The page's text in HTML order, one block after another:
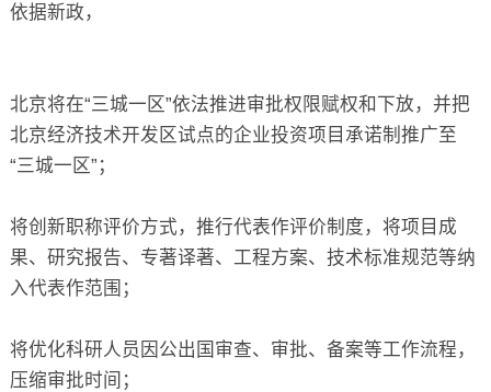
依据新政，
北京将在“三城一区”依法推进审批权限赋权和下放，并把
北京经济技术开发区试点的企业投资项目承诺制推广至
“三城一区”；
将创新职称评价方式，推行代表作评价制度，将项目成
果、研究报告、专著译著、工程方案、技术标准规范等纳
入代表作范围；
将优化科研人员因公出国审查、审批、备案等工作流程，
压缩审批时间；